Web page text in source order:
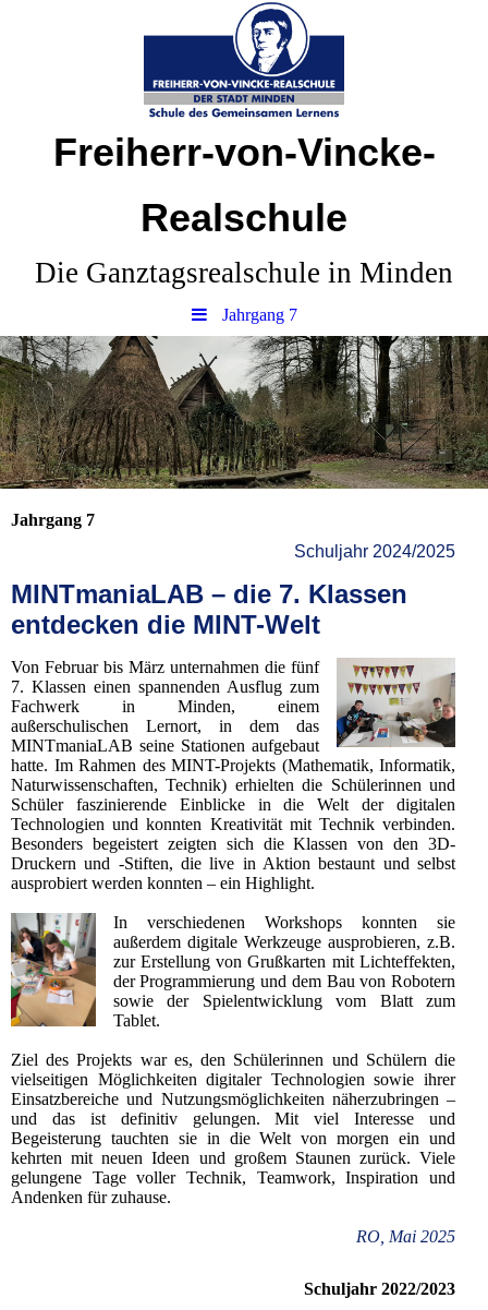
Freiherr-von-Vincke-
Realschule
Die Ganztagsrealschule in Minden
Jahrgang 7
Jahrgang 7
Schuljahr 2024/2025
MINTmaniaLAB – die 7. Klassen
entdecken die MINT-Welt
Von Februar bis März unternahmen die fünf
7. Klassen einen spannenden Ausflug zum
Fachwerk in Minden, einem
außerschulischen Lernort, in dem das
MINTmaniaLAB seine Stationen aufgebaut
hatte. Im Rahmen des MINT-Projekts (Mathematik, Informatik,
Naturwissenschaften, Technik) erhielten die Schülerinnen und
Schüler faszinierende Einblicke in die Welt der digitalen
Technologien und konnten Kreativität mit Technik verbinden.
Besonders begeistert zeigten sich die Klassen von den 3D-
Druckern und -Stiften, die live in Aktion bestaunt und selbst
ausprobiert werden konnten – ein Highlight.
In verschiedenen Workshops konnten sie
außerdem digitale Werkzeuge ausprobieren, z.B.
zur Erstellung von Grußkarten mit Lichteffekten,
der Programmierung und dem Bau von Robotern
sowie der Spielentwicklung vom Blatt zum
Tablet.
Ziel des Projekts war es, den Schülerinnen und Schülern die
vielseitigen Möglichkeiten digitaler Technologien sowie ihrer
Einsatzbereiche und Nutzungsmöglichkeiten näherzubringen –
und das ist definitiv gelungen. Mit viel Interesse und
Begeisterung tauchten sie in die Welt von morgen ein und
kehrten mit neuen Ideen und großem Staunen zurück. Viele
gelungene Tage voller Technik, Teamwork, Inspiration und
Andenken für zuhause.
RO, Mai 2025
Schuljahr 2022/2023